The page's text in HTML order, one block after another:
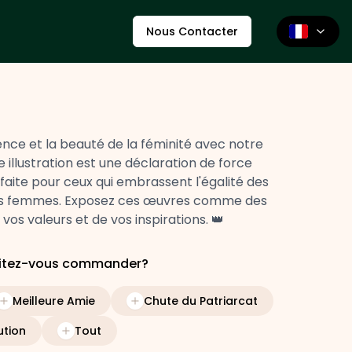
Nous Contacter
et la beauté de la féminité avec notre
illustration est une déclaration de force
pour ceux qui embrassent l'égalité des
Exposez ces œuvres comme des
valeurs et de vos inspirations. 👑
vous commander?
Meilleure Amie
Chute du Patriarcat
Tout